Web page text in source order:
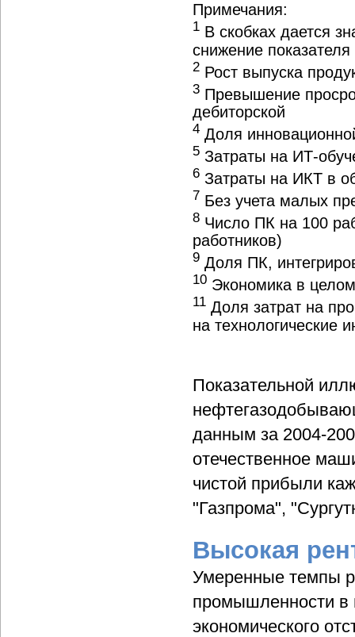
Примечания:
1 В скобках дается
снижение показателя
2 Рост выпуска
3 Превышение
дебиторской
4 Доля
5 Затраты на ИТ-
6 Затраты на ИКТ в
7 Без учета малых
8 Число ПК на 100
работников)
9 Доля ПК,
10 Экономика в целом
11 Доля затрат на
на технологические
Показательной
данным за 2004-
отечественное
чистой прибыли
"Газпрома",
Высокая
Умеренные темпы
промышленности в
экономического